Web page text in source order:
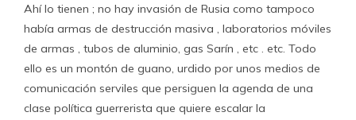
Ahí lo tienen ; no hay invasión de Rusia como tampoco
había armas de destrucción masiva , laboratorios móviles
de armas , tubos de aluminio, gas Sarín , etc . etc. Todo
ello es un montón de guano, urdido por unos medios de
comunicación serviles que persiguen la agenda de una
clase política guerrerista que quiere escalar la